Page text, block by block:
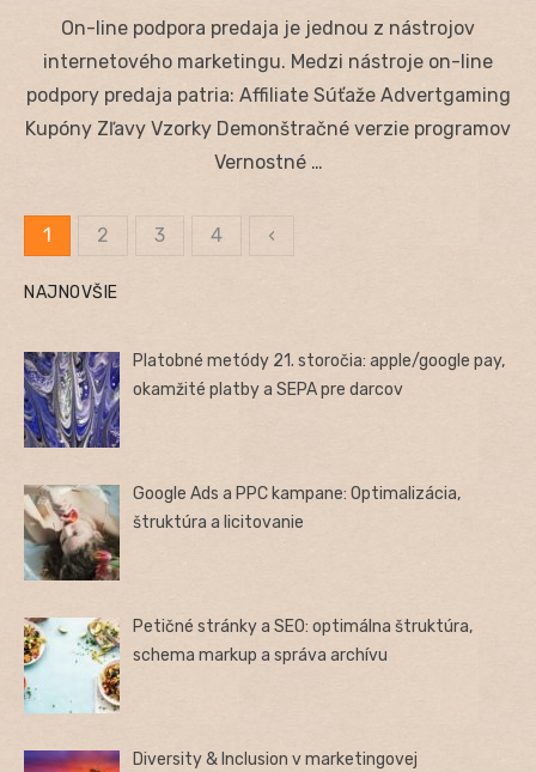
On-line podpora predaja je jednou z nástrojov
internetového marketingu. Medzi nástroje on-line
podpory predaja patria: Affiliate Súťaže Advertgaming
Kupóny Zľavy Vzorky Demonštračné verzie programov
Vernostné …
Stránkovanie
príspevkov
1 2 3 4 ‹
NAJNOVŠIE
Platobné metódy 21. storočia: apple/google pay,
okamžité platby a SEPA pre darcov
Google Ads a PPC kampane: Optimalizácia,
štruktúra a licitovanie
Petičné stránky a SEO: optimálna štruktúra,
schema markup a správa archívu
Diversity & Inclusion v marketingovej